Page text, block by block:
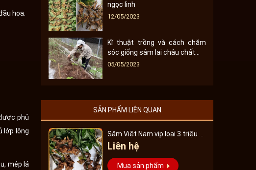
hoa.
phủ
lớp lông
mép lá
ngọc linh
12/05/2023
Kĩ thuật trồng và cách chăm
sóc giống sâm lai châu chất...
05/05/2023
SẢN PHẨM LIÊN QUAN
Sâm Việt Nam vip loại 3 triệu 1
kg, hàng 5 – 7 năm tuổi...
Liên hệ
Mua sản phẩm